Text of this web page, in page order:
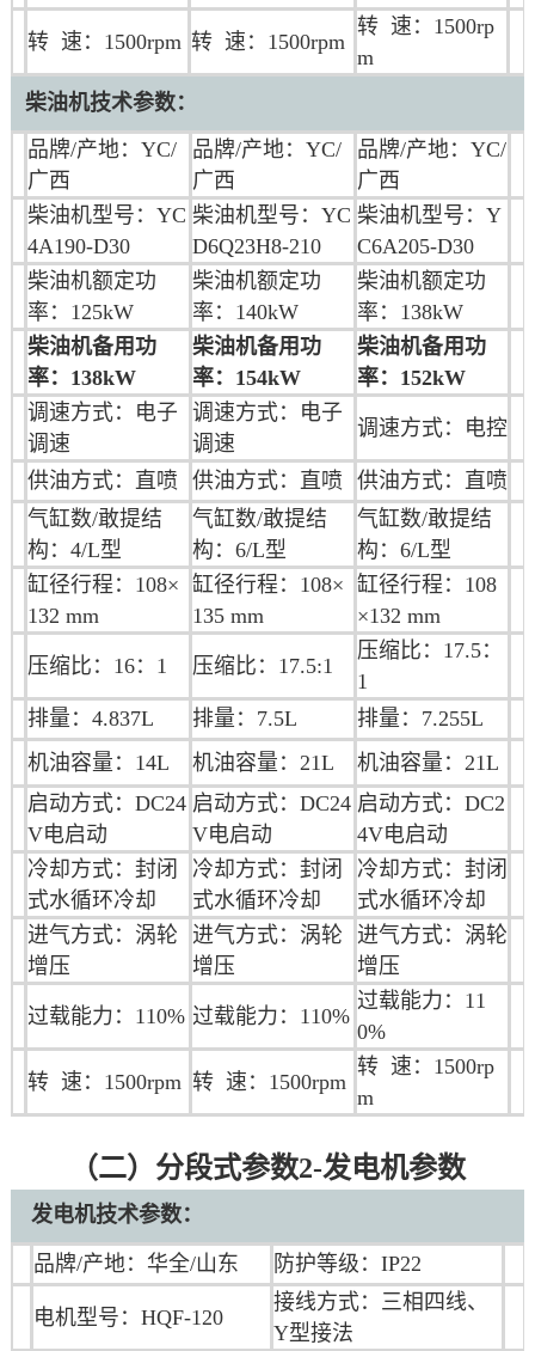
转 速：1500rpm 转 速：1500rpm
转 速：1500rp
m
柴油机技术参数：
品牌/产地：YC/
广西
品牌/产地：YC/
广西
品牌/产地： YC/
广西
柴油机型号：YC
4A190-D30
柴油机型号：YC
D6Q23H8-210
柴油机型号：Y
C6A205-D30
柴油机额定功
率：125kW
柴油机额定功
率：140kW
柴油机额定功
率：138kW
柴油机备用功
率：138kW
柴油机备用功
率：154kW
柴油机备用功
率：152kW
调速方式：电子
调速
调速方式：电子
调速
调速方式： 电控
供油方式：直喷 供油方式：直喷
供油方式：直喷
气缸数/敢提结
构：4/L型
气缸数/敢提结
构：6/L型
气缸数/敢提结
构：6/L型
缸径行程：108×
132 mm
缸径行程： 108×
135mm
缸径行程：108
×132 mm
压缩比：16：1 压缩比：17.5:1
压缩比：17.5：
1
排量：4.837L
排量：7.5L
排量：7.255L
机油容量：14L 机油容量：21L 机油容量： 21L
启动方式：DC24
V电启动
启动方式：DC24
V电启动
启动方式：DC2
4V电启动
冷却方式：封闭
式水循环冷却
冷却方式：封闭
式水循环冷却
冷却方式：封闭
式水循环冷却
进气方式：涡轮
增压
进气方式：涡轮
增压
进气方式：涡轮
增压
过载能力：110% 过载能力：110%
过载能力：11
0%
转 速：1500rpm 转 速：1500rpm
转 速：1500rp
m
（二）分段式参数2-发电机参数
发电机技术参数：
品牌/产地：华全/山东 防护等级：IP22
电机型号：HQF-120
接线方式：三相四线、
Y型接法